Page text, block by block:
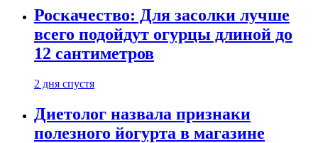
Роскачество: Для засолки лучше
всего подойдут огурцы длиной до
12 сантиметров
2 дня спустя
Диетолог назвала признаки
полезного йогурта в магазине